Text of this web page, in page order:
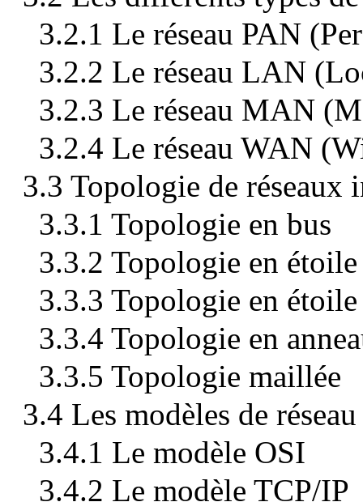
3.2.1 Le réseau PAN
3.2.2 Le réseau LAN
3.2.3 Le réseau MAN
3.2.4 Le réseau WAN
3.3 Topologie de réseaux
3.3.1 Topologie en bus
3.3.2 Topologie en étoile
3.3.3 Topologie en étoile
3.3.4 Topologie en
3.3.5 Topologie maillée
3.4 Les modèles de
3.4.1 Le modèle OSI
3.4.2 Le modèle TCP/IP